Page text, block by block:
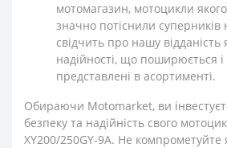
мотомагазин, мотоцикли
значно потіснили суперників
свідчить про нашу відданість
надійності, що поширюється
представлені в асортименті.
Обираючи Motomarket, ви
безпеку та надійність свого
XY200/250GY-9A. Не компрометуйте